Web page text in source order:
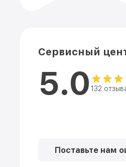
Сервисный
5.0 132
Поставьте нам